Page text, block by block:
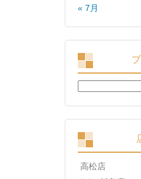
« 7月
検
索:
高松店